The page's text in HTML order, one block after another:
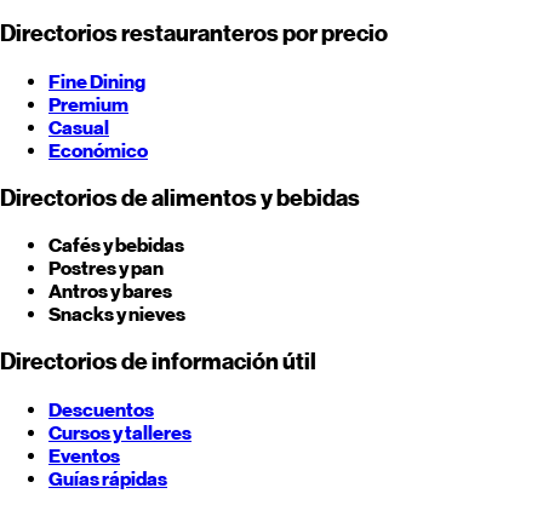
Directorios restauranteros por precio
Fine Dining
Premium
Casual
Económico
Directorios de alimentos y bebidas
Cafés y bebidas
Postres y pan
Antros y bares
Snacks y nieves
Directorios de información útil
Descuentos
Cursos y talleres
Eventos
Guías rápidas